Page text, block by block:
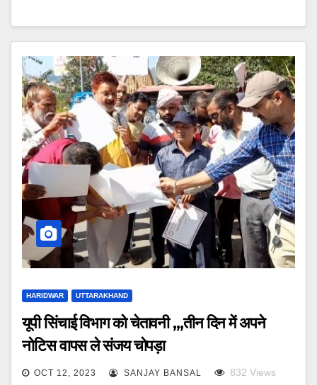
HARIDWAR UTTARAKHAND
यूपी सिंचाई विभाग को चेतावनी ,,,तीन दिन में अपने
नोटिस वापस ले संजय चोपड़ा
OCT 12, 2023 SANJAY BANSAL 832 Views